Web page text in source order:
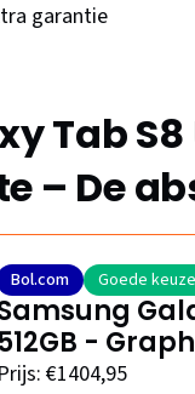
garantie
Tab
– De
Bol.com Goede keuze
-
Prijs: €1404,95